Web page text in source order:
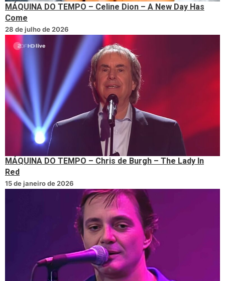
MÁQUINA DO TEMPO – Celine Dion – A New Day Has
Come
28 de julho de 2026
MÁQUINA DO TEMPO – Chris de Burgh – The Lady In
Red
15 de janeiro de 2026